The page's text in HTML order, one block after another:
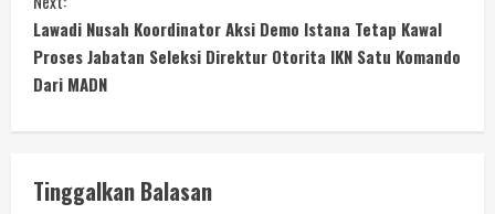
t
i
n
u
Lawadi Nusah Koordinator Aksi Demo Istana Tetap Kawal
Proses Jabatan Seleksi Direktur Otorita IKN Satu Komando
Dari MADN
Tinggalkan Balasan